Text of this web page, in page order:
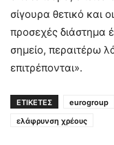
σίγουρα θετικό και
προσεχές διάστημα
σημείο, περαιτέρω
επιτρέπονται».
ΕΤΙΚΕΤΕΣ eurogroup
ελάφρυνση χρέους